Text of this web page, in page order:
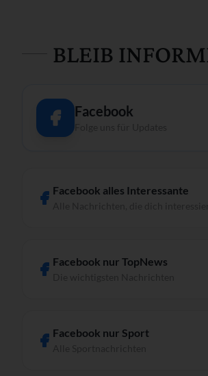
BLEIB
Facebook
Facebook alles Interessante
Facebook nur TopNews
Facebook nur Sport